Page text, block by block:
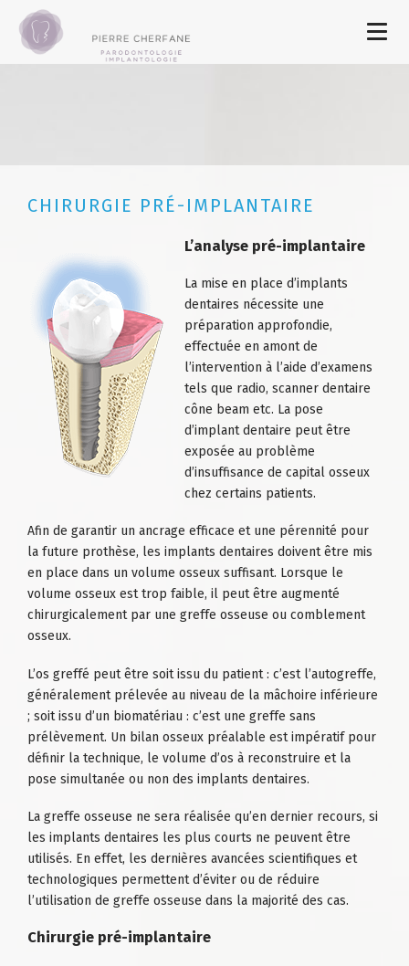
CHIRURGIE PRÉ-IMPLANTAIRE
L’analyse pré-implantaire
La mise en placed’implants
dentaires nécessite une
préparation approfondie,
effectuée en amont de
l’intervention à l’aide d’examens
tels que radio, scanner dentaire
cône beam etc. La pose
d’implantdentaire peut être
exposée au problème
d’insuffisance de capital osseux
chez certains patients.
Afin de garantir un ancrage efficace et une pérennité pour
la future prothèse, les implants dentaires doivent être mis
en place dans un volume osseux suffisant. Lorsque le
volume osseux est trop faible, il peut être augmenté
chirurgicalement par une greffe osseuse ou comblement
osseux.
L’os greffé peut être soit issu du patient : c’est l’autogreffe,
généralement prélevée au niveau de la mâchoire inférieure
; soit issu d’un biomatériau : c’est une greffe sans
prélèvement. Un bilan osseux préalable est impératif pour
définir la technique, le volume d’os à reconstruire et la
pose simultanée ou non des implants dentaires.
La greffe osseuse ne sera réalisée qu’en dernier recours, si
les implants dentaires les plus courts ne peuvent être
utilisés. En effet, les dernières avancées scientifiques et
technologiques permettent d’éviter ou de réduire
l’utilisation de greffe osseuse dans la majorité des cas.
Chirurgie pré-implantaire